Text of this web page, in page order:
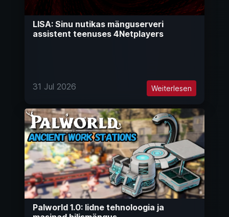
LISA: Sinu nutikas mänguserveri
assistent teenuses 4Netplayers
31 Jul 2026 Weiterlesen
Palworld 1.0: Iidne tehnoloogia ja